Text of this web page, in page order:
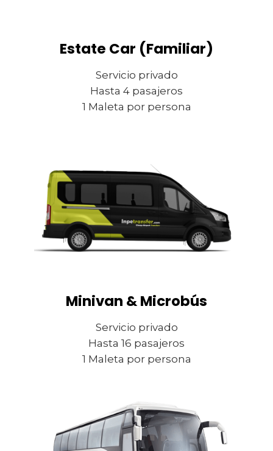
Estate Car (Familiar)
Servicio privado
Hasta 4 pasajeros
1 Maleta por persona
Minivan & Microbús
Servicio privado
Hasta 16 pasajeros
1 Maleta por persona